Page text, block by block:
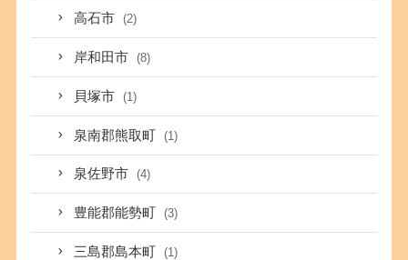
高石市 (2)
岸和田市 (8)
貝塚市 (1)
泉南郡熊取町 (1)
泉佐野市 (4)
豊能郡能勢町 (3)
三島郡島本町 (1)